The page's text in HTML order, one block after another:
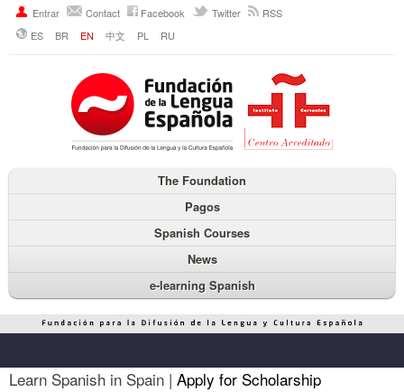
Entrar Contact Facebook Twitter
RSS
ES
BR EN 中文 PL RU
The Foundation
Pagos
Spanish Courses
News
e-learning Spanish
Learn Spanish in Spain | Apply for Scholarship